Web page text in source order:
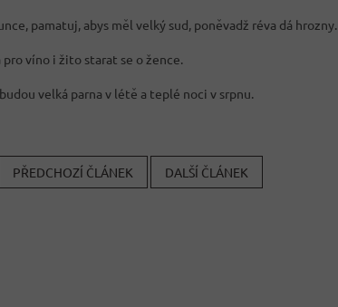
pamatuj, abys měl velký sud, poněvadž réva dá hrozny.
víno i žito starat se o žence.
velká parna v létě a teplé noci v srpnu.
PŘEDCHOZÍ ČLÁNEK DALŠÍ ČLÁNEK